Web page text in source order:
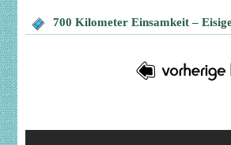
700 Kilometer Einsamkeit –